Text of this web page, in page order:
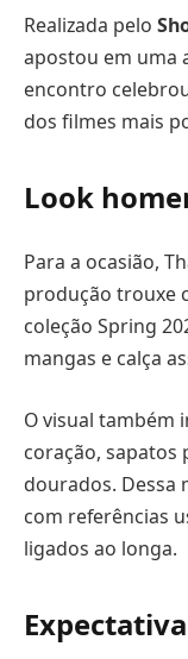
Realizada pelo
apostou em uma
encontro
dos filmes mais
Look
Para a ocasião,
produção trouxe
coleção Spring
mangas e calça
O visual também
coração, sapatos
dourados. Dessa
com referências
ligados ao longa.